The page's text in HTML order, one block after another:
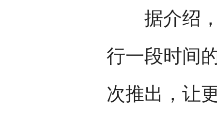
据介绍，
行一段时间
次推出，让